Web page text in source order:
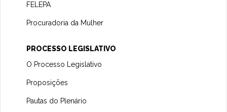
FELEPA
Procuradoria da Mulher
PROCESSO LEGISLATIVO
O Processo Legislativo
Proposições
Pautas do Plenário